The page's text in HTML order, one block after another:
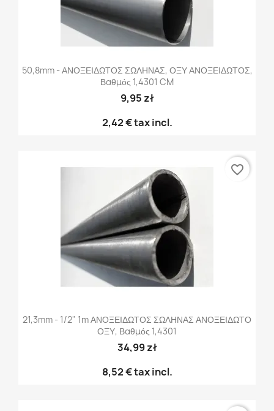
50,8mm - ΑΝΟΞΕΙΔΩΤΟΣ ΣΩΛΗΝΑΣ, ΟΞΥ ΑΝΟΞΕΙΔΩΤΟΣ,
Βαθμός 1,4301 CM
9,95 zł
2,42 €tax incl.
21,3mm - 1/2" 1m ΑΝΟΞΕΙΔΩΤΟΣ ΣΩΛΗΝΑΣ ΑΝΟΞΕΙΔΩΤΟ
ΟΞΥ, Βαθμός 1,4301
34,99 zł
8,52 €tax incl.
favorite_border